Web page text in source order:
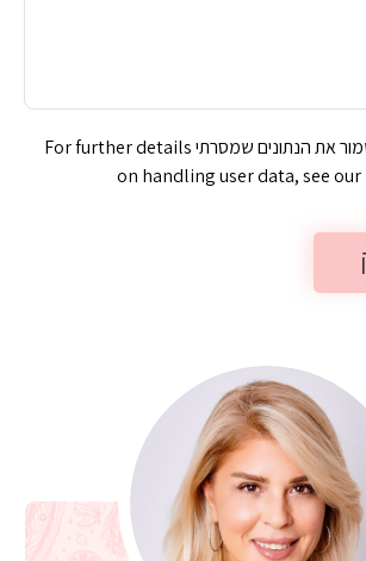
אני מאשר/ת לשמור את הנתונים שמסרתי For further details
on handling user data, see our